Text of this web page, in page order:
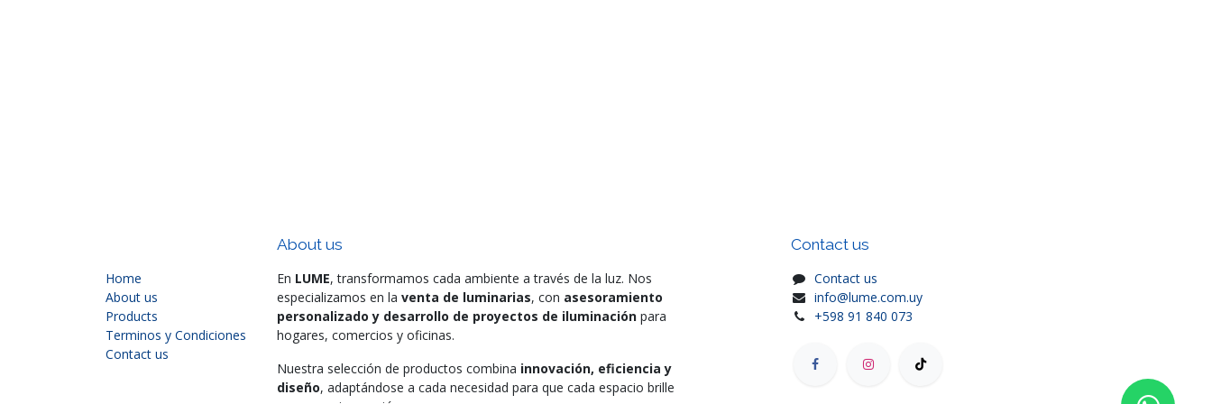
Home
About us
Products
Terminos y Condiciones
Contact us
About us
En LUME, transformamos cada ambiente a través de la luz. Nos
especializamos en la venta de luminarias, con asesoramiento
personalizado y desarrollo de proyectos de iluminación para
hogares, comercios y oficinas.
Nuestra selección de productos combina innovación, eficiencia y
diseño, adaptándose a cada necesidad para que cada espacio brille
Contact us
Contact us
info@lume.com.uy
+598 91 840 073